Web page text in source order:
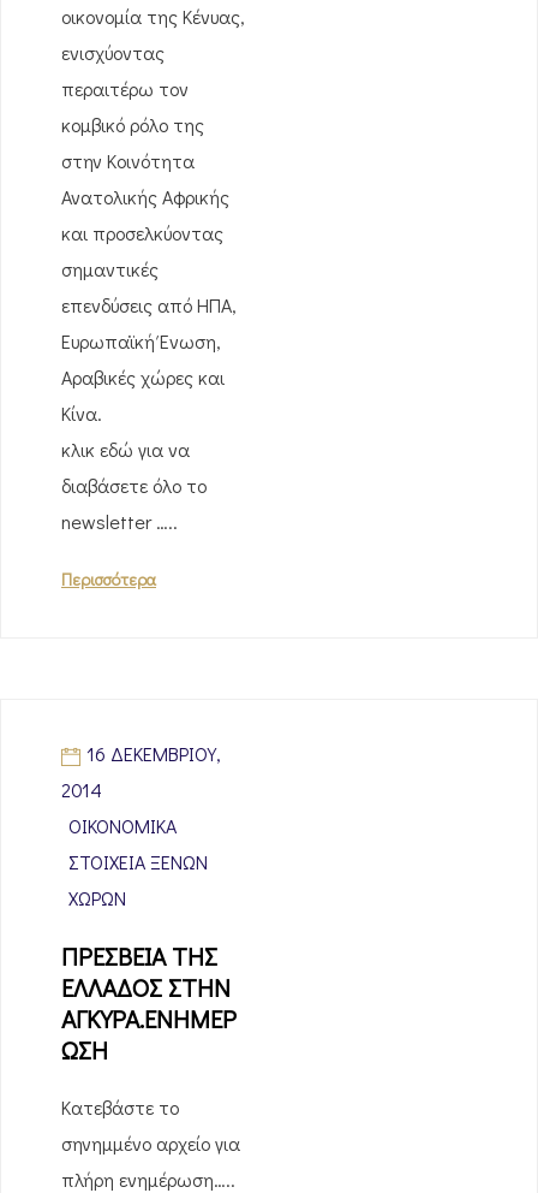
οικονομία της Κένυας,
ενισχύοντας
περαιτέρω τον
κομβικό ρόλο της
στην Κοινότητα
Ανατολικής Αφρικής
και προσελκύοντας
σημαντικές
επενδύσεις από ΗΠΑ,
Ευρωπαϊκή Ένωση,
Αραβικές χώρες και
Κίνα.
κλικ εδώ για να
διαβάσετε όλο το
newsletter …..
Περισσότερα
16 ΔΕΚΕΜΒΡΊΟΥ,
2014
ΟΙΚΟΝΟΜΙΚΆ
ΣΤΟΙΧΕΊΑ ΞΈΝΩΝ
ΧΩΡΏΝ
ΠΡΕΣΒΕΙΑ ΤΗΣ
ΕΛΛΑΔΟΣ ΣΤΗΝ
ΑΓΚΥΡΑ.ΕΝΗΜΕΡ
ΩΣΗ
Κατεβάστε το
σηνημμένο αρχείο για
πλήρη ενημέρωση…..